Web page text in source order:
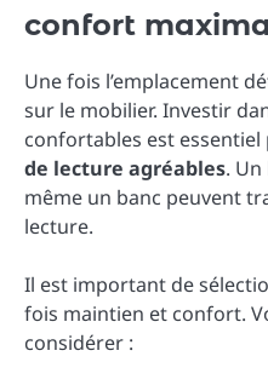
confort
Une fois l’emplacement
sur le mobilier. Investir
confortables est
de lecture agréables.
même un banc peuvent
lecture.
Il est important de
fois maintien et confort.
considérer :